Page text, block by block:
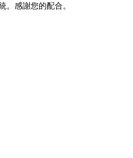
。感謝您的配合。